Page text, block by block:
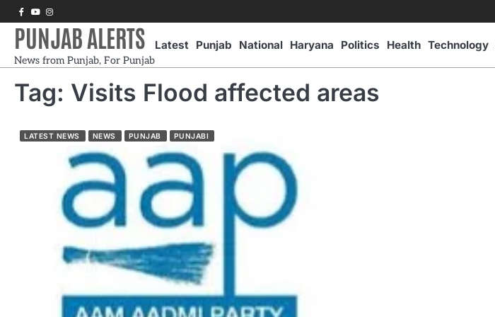
Skip
to
content
Facebook
YoutubeInstagram
PUNJAB ALERTS
News from Punjab, For Punjab
Latest Punjab National Haryana Politics Health Technology
Tag: Visits Flood affected areas
LATEST NEWS NEWS PUNJAB PUNJABI